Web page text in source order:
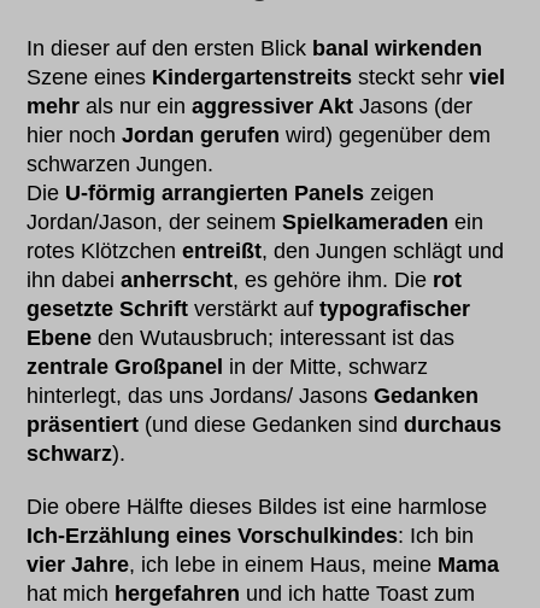
In dieser auf den ersten Blick banal wirkenden
Szene eines Kindergartenstreits steckt sehrviel
mehr als nur einaggressiver Akt Jasons (der
hier nochJordan gerufen wird) gegenüber dem
schwarzen Jungen.
Die U-förmig arrangierten Panels zeigen
Jordan/Jason, der seinemSpielkameraden ein
rotes Klötzchenentreißt, den Jungen schlägt und
ihn dabeianherrscht, es gehöre ihm. Die rot
gesetzte Schrift verstärkt auftypografischer
Ebene den Wutausbruch; interessant ist das
zentrale Großpanel in der Mitte, schwarz
hinterlegt, das uns Jordans/ JasonsGedanken
präsentiert (und diese Gedanken sinddurchaus
schwarz).
Die obere Hälfte dieses Bildes ist eine harmlose
Ich-Erzählung eines Vorschulkindes: Ich bin
vier Jahre, ich lebe in einem Haus, meine Mama
hat mich hergefahren und ich hatte Toast zum